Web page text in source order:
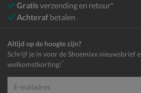
Gratisverzending en retour*
Achteraf betalen
Altijd op de hoogte zijn?
Schrijf je in voor de Shoemixx nieuwsbrief
welkomstkorting! *